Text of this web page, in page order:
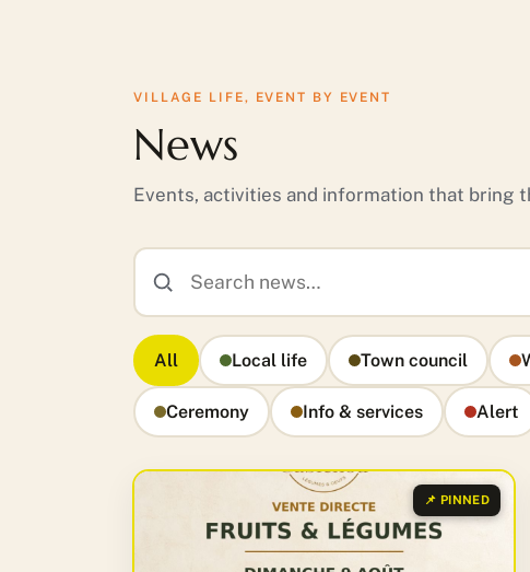
VILLAGE LIFE, EVENT BY EVENT
News
Events, activities and information that bring
All Local life Town council
Ceremony Info & services Alert
📌 PINNED